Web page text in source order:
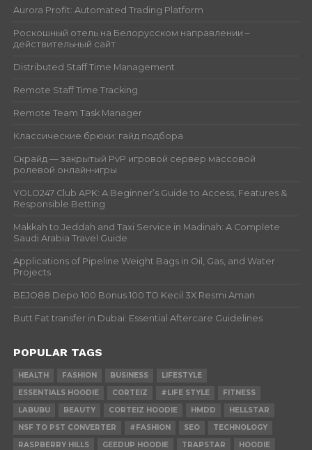
Aurora Profit: Automated Trading Platform
Роскошный отель на Белорусском направлении –
действительный сайт
Distributed Staff Time Management
Remote Staff Time Tracking
Remote Team Task Manager
Классические брюки: гайд подбора
Скрайд — закрытый PvP игровой сервер массовой
ролевой онлайн‑игры
YOLO247 Club APK: A Beginner’s Guide to Access, Features &
Responsible Betting
Makkah to Jeddah and Taxi Service in Madinah: A Complete
Saudi Arabia Travel Guide
Applications of Pipeline Weight Bags in Oil, Gas, and Water
Projects
BEJO88 Depo 100 Bonus 100 TO Kecil 3X Resmi Aman
Butt Fat transfer in Dubai: Essential Aftercare Guidelines
POPULAR TAGS
HEALTH FASHION BUSINESS
LIFESTYLE
ESSENTIALS HOODIE
CORTEIZ #LIFE STYLE
FITNESS
LABUBU
BEAUTY CORTEIZ HOODIE HMDD
HELLSTAR
NSF TO PST CONVERTER
#FASHION SEO
TECHNOLOGY
RASPBERRY HILLS
GEEDUP HOODIE TRAPSTAR HOODIE